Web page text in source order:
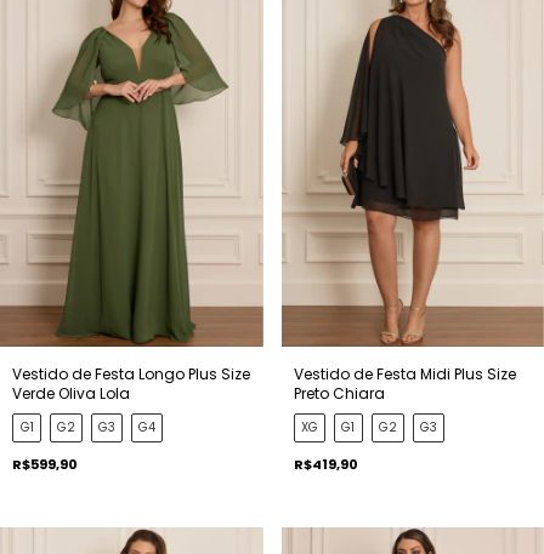
Vestido de Festa Longo Plus Size
Verde Oliva Lola
G1 G2 G3 G4
R$599,90
Vestido de Festa Midi Plus Size
Preto Chiara
XG G1 G2 G3
R$419,90